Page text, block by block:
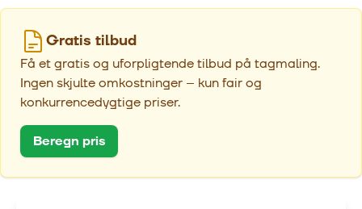
Gratis tilbud
Få et gratis og uforpligtende tilbud på tagmaling.
Ingen skjulte omkostninger – kun fair og
konkurrencedygtige priser.
Beregn pris